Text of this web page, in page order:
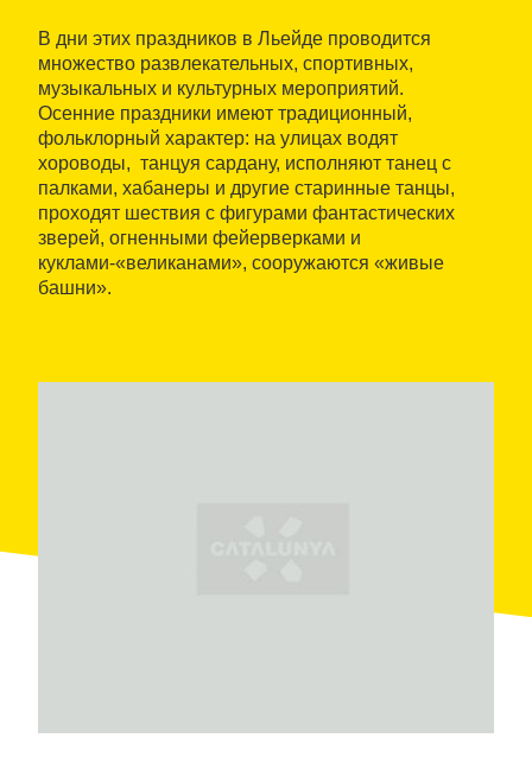
В дни этих праздников в Льейде проводится
множество развлекательных, спортивных,
музыкальных и культурных мероприятий.
Осенние праздники имеют традиционный,
фольклорный характер: на улицах водят
хороводы, танцуя сардану, исполняют танец с
палками, хабанеры и другие старинные танцы,
проходят шествия с фигурами фантастических
зверей, огненными фейерверками и
куклами-«великанами», сооружаются «живые
башни».